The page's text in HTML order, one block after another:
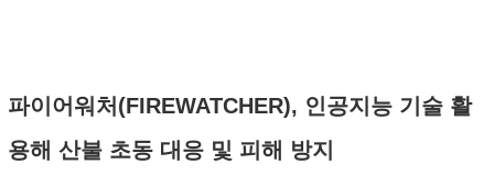
파이어워처(FIREWATCHER), 인공지능 기술 활
용해 산불 초동 대응 및 피해 방지